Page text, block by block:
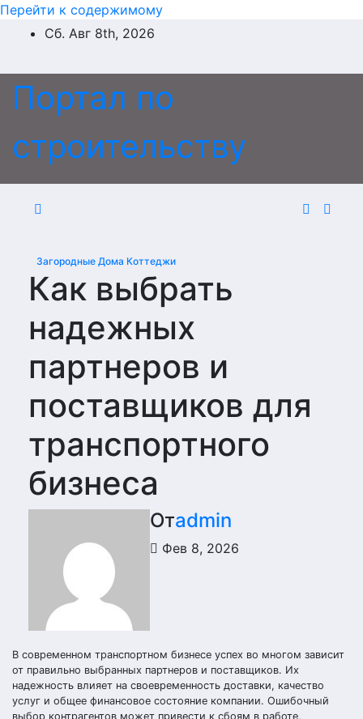
Перейти к содержимому
Сб. Авг 8th, 2026
Портал по
строительству
Загородные Дома Коттеджи
Как выбрать
надежных
партнеров и
поставщиков для
транспортного
бизнеса
Отadmin
Фев 8, 2026
В современном транспортном бизнесе успех во многом зависит
от правильно выбранных партнеров и поставщиков. Их
надежность влияет на своевременность доставки, качество
услуг и общее финансовое состояние компании. Ошибочный
выбор контрагентов может привести к сбоям в работе,